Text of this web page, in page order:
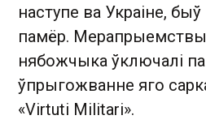
наступе ва Украіне,
памёр. Мерапрыемствы
нябожчыка ўключалі
ўпрыгожванне яго
«Virtuti Militari».